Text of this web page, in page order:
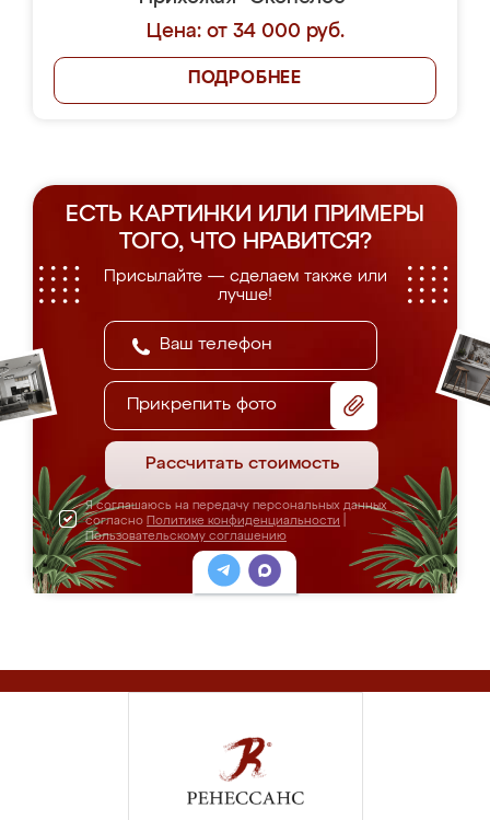
Цена: от 34 000 руб.
ПОДРОБНЕЕ
ЕСТЬ КАРТИНКИ ИЛИ ПРИМЕРЫ
ТОГО, ЧТО НРАВИТСЯ?
Присылайте — сделаем также или
лучше!
Прикрепить фото
Рассчитать стоимость
Я соглашаюсь на передачу персональных данных
согласно Политике конфиденциальности
Пользовательскому соглашению